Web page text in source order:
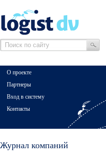
О проекте
Партнеры
Вход в систему
Контакты
Журнал компаний